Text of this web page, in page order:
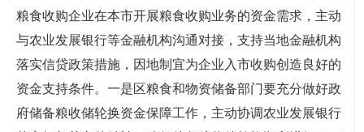
粮食收购企业在本市开展粮食收购业务的资金需求，主动
与农业发展银行等金融机构沟通对接，支持当地金融机构
落实信贷政策措施，因地制宜为企业入市收购创造良好的
资金支持条件。一是区粮食和物资储备部门要充分做好政
府储备粮收储轮换资金保障工作，主动协调农业发展银行